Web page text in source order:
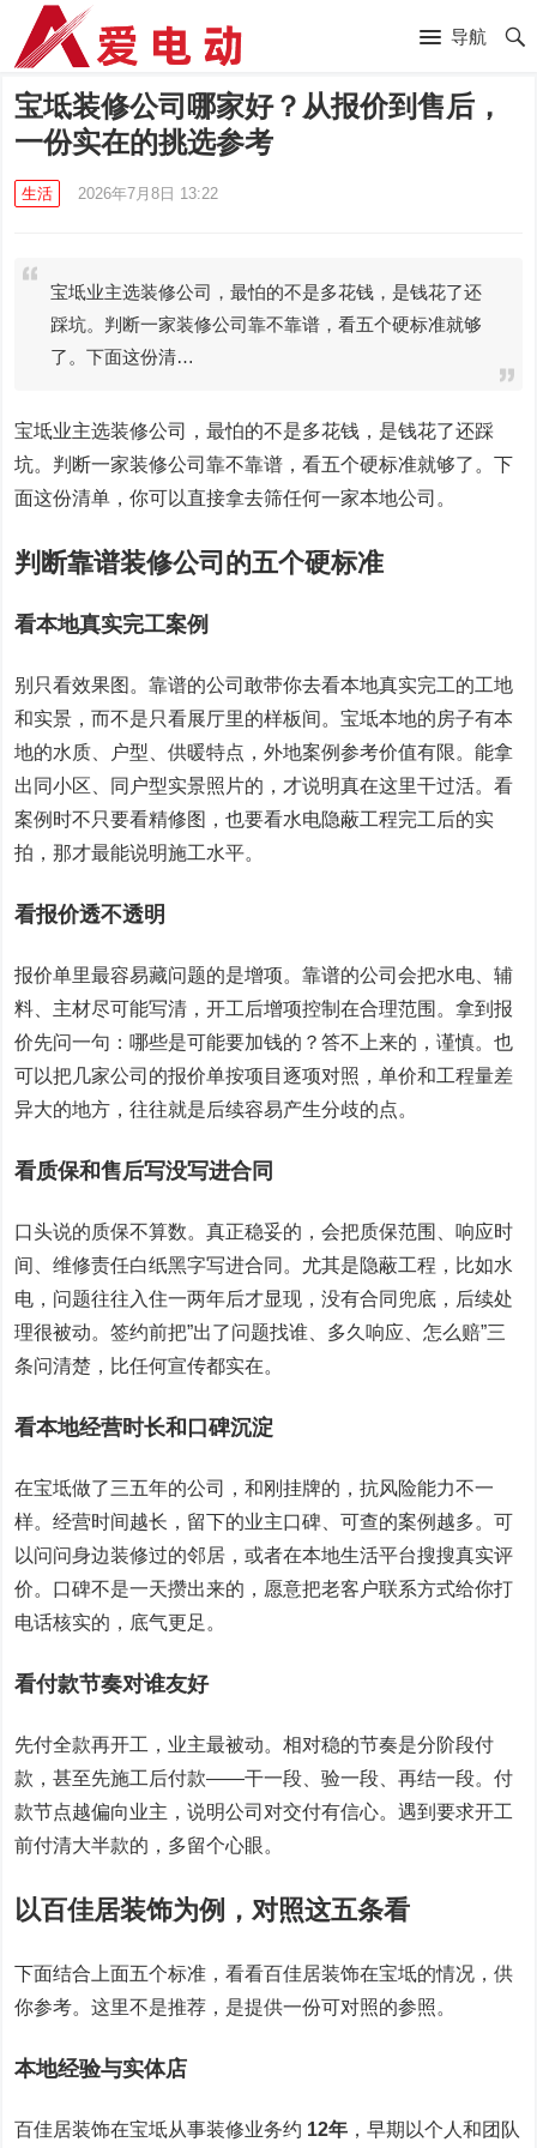
导航
宝坻装修公司哪家好？从报价到售后，
一份实在的挑选参考
生活 2026年7月8日 13:22
宝坻业主选装修公司，最怕的不是多花钱，是钱花了还
踩坑。判断一家装修公司靠不靠谱，看五个硬标准就够
了。下面这份清…
宝坻业主选装修公司，最怕的不是多花钱，是钱花了还踩
坑。判断一家装修公司靠不靠谱，看五个硬标准就够了。下
面这份清单，你可以直接拿去筛任何一家本地公司。
判断靠谱装修公司的五个硬标准
看本地真实完工案例
别只看效果图。靠谱的公司敢带你去看本地真实完工的工地
和实景，而不是只看展厅里的样板间。宝坻本地的房子有本
地的水质、户型、供暖特点，外地案例参考价值有限。能拿
出同小区、同户型实景照片的，才说明真在这里干过活。看
案例时不只要看精修图，也要看水电隐蔽工程完工后的实
拍，那才最能说明施工水平。
看报价透不透明
报价单里最容易藏问题的是增项。靠谱的公司会把水电、辅
料、主材尽可能写清，开工后增项控制在合理范围。拿到报
价先问一句：哪些是可能要加钱的？答不上来的，谨慎。也
可以把几家公司的报价单按项目逐项对照，单价和工程量差
异大的地方，往往就是后续容易产生分歧的点。
看质保和售后写没写进合同
口头说的质保不算数。真正稳妥的，会把质保范围、响应时
间、维修责任白纸黑字写进合同。尤其是隐蔽工程，比如水
电，问题往往入住一两年后才显现，没有合同兜底，后续处
理很被动。签约前把”出了问题找谁、多久响应、怎么赔”三
条问清楚，比任何宣传都实在。
看本地经营时长和口碑沉淀
在宝坻做了三五年的公司，和刚挂牌的，抗风险能力不一
样。经营时间越长，留下的业主口碑、可查的案例越多。可
以问问身边装修过的邻居，或者在本地生活平台搜搜真实评
价。口碑不是一天攒出来的，愿意把老客户联系方式给你打
电话核实的，底气更足。
看付款节奏对谁友好
先付全款再开工，业主最被动。相对稳的节奏是分阶段付
款，甚至先施工后付款——干一段、验一段、再结一段。付
款节点越偏向业主，说明公司对交付有信心。遇到要求开工
前付清大半款的，多留个心眼。
以百佳居装饰为例，对照这五条看
下面结合上面五个标准，看看百佳居装饰在宝坻的情况，供
你参考。这里不是推荐，是提供一份可对照的参照。
本地经验与实体店
百佳居装饰在宝坻从事装修业务约 12年 ，早期以个人和团队